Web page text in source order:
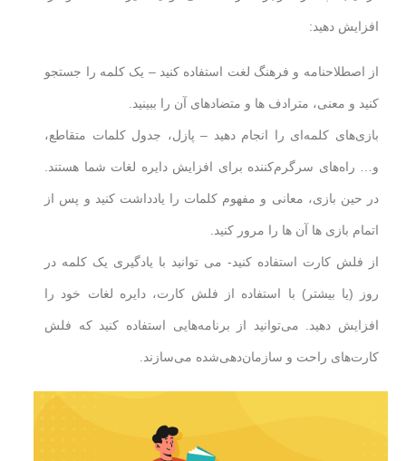
افزایش دهید:
از اصطلاحنامه و فرهنگ لغت استفاده کنید – یک کلمه را جستجو
کنید و معنی، مترادف ها و متضادهای آن را ببینید.
بازی‌های کلمه‌ای را انجام دهید – پازل، جدول کلمات متقاطع،
و… راه‌های سرگرم‌کننده برای افزایش دایره لغات شما هستند.
در حین بازی، معانی و مفهوم کلمات را یادداشت کنید و پس از
اتمام بازی ها آن ها را مرور کنید.
از فلش کارت استفاده کنید- می توانید با یادگیری یک کلمه در
روز (یا بیشتر) با استفاده از فلش کارت، دایره لغات خود را
افزایش دهید. می‌توانید از برنامه‌هایی استفاده کنید که فلش
کارت‌های راحت و سازمان‌دهی‌شده می‌سازند.